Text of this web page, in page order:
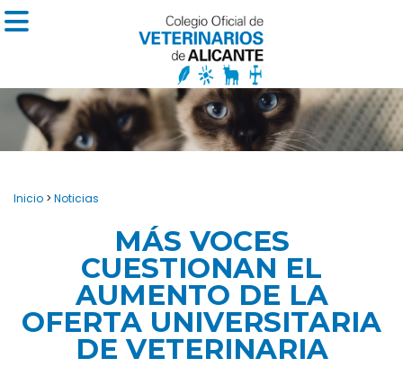
Inicio > Noticias
MÁS VOCES
CUESTIONAN EL
AUMENTO DE LA
OFERTA UNIVERSITARIA
DE VETERINARIA